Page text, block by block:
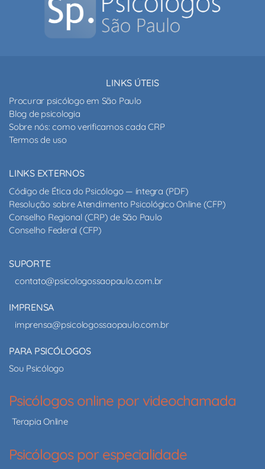
LINKS ÚTEIS
Procurar psicólogo em São Paulo
Blog de psicologia
Sobre nós: como verificamos cada CRP
Termos de uso
LINKS EXTERNOS
Código de Ética do Psicólogo — íntegra (PDF)
Resolução sobre Atendimento Psicológico Online (CFP)
Conselho Regional (CRP) de São Paulo
Conselho Federal (CFP)
SUPORTE
contato@psicologossaopaulo.com.br
IMPRENSA
imprensa@psicologossaopaulo.com.br
PARA PSICÓLOGOS
Sou Psicólogo
Psicólogos online por videochamada
Terapia Online
Psicólogos por especialidade